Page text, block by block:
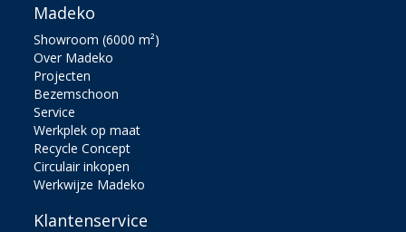
Madeko
Showroom (6000 m²)
Over Madeko
Projecten
Bezemschoon
Service
Werkplek op maat
Recycle Concept
Circulair inkopen
Werkwijze Madeko
Klantenservice